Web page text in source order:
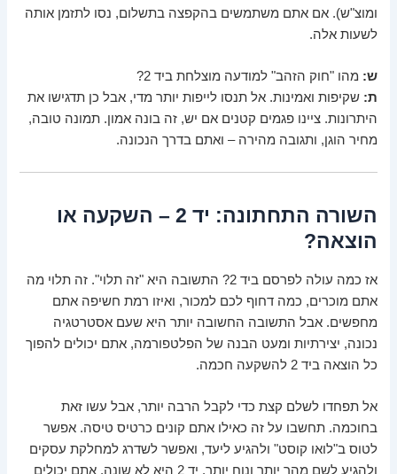
ומוצ"ש). אם אתם משתמשים בהקפצה בתשלום, נסו לתזמן אותה
לשעות אלה.
ש: מהו "חוק הזהב" למודעה מוצלחת ביד 2?
ת: שקיפות ואמינות. אל תנסו לייפות יותר מדי, אבל כן תדגישו את
היתרונות. ציינו פגמים קטנים אם יש, זה בונה אמון. תמונה טובה,
מחיר הוגן, ותגובה מהירה – ואתם בדרך הנכונה.
השורה התחתונה: יד 2 – השקעה או
הוצאה?
אז כמה עולה לפרסם ביד 2? התשובה היא "זה תלוי". זה תלוי מה
אתם מוכרים, כמה דחוף לכם למכור, ואיזו רמת חשיפה אתם
מחפשים. אבל התשובה החשובה יותר היא שעם אסטרטגיה
נכונה, יצירתיות ומעט הבנה של הפלטפורמה, אתם יכולים להפוך
כל הוצאה ביד 2 להשקעה חכמה.
אל תפחדו לשלם קצת כדי לקבל הרבה יותר, אבל עשו זאת
בחוכמה. תחשבו על זה כאילו אתם קונים כרטיס טיסה. אפשר
לטוס ב"לואו קוסט" ולהגיע ליעד, ואפשר לשדרג למחלקת עסקים
ולהגיע לשם מהר יותר ונוח יותר. יד 2 היא לא שונה. אתם יכולים